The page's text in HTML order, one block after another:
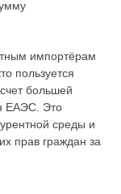
импортёрам
пользуется
большей
ЕАЭС. Это
среды и
прав граждан за